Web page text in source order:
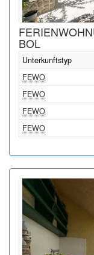
BOL
Unterkunftstyp
FEWO
FEWO
FEWO
FEWO